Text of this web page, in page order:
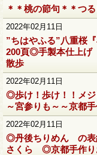
＊＊桃の節句＊＊つ
2022年02月11日
”ちはやふる”八重桜
200頁◎手製本仕上
散歩
2022年02月11日
◎歩け！歩け！！メジ
～宮参りも～～京都
2022年02月11日
◎丹後ちりめん の表
さくら ◎京都手作り